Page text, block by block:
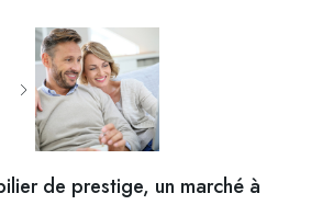
de prestige, un marché à